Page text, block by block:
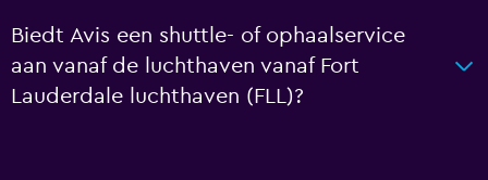
Biedt Avis een shuttle- of ophaalservice
aan vanaf de luchthaven vanaf Fort
Lauderdale luchthaven (FLL)?